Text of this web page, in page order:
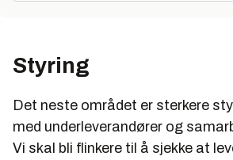
Styring
Det neste området er sterkere
med underleverandører og
Vi skal bli flinkere til å sjekke at